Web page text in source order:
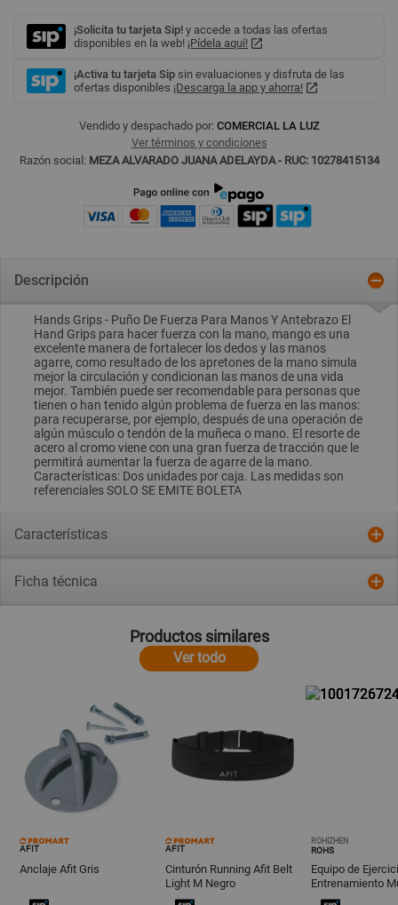
¡Solicita tu tarjeta Sip! y accede a todas las ofertas
disponibles en la web! ¡Pídela aquí!
¡Activa tu tarjeta Sip sin evaluaciones y disfruta de las
ofertas disponibles ¡Descarga la app y ahorra!
Vendido y despachado por: COMERCIAL LA LUZ
Ver términos y condiciones
Razón social: MEZA ALVARADO JUANA ADELAYDA - RUC: 10278415134
Descripción
Hands Grips - Puño De Fuerza Para Manos Y Antebrazo El
Hand Grips para hacer fuerza con la mano, mango es una
excelente manera de fortalecer los dedos y las manos
agarre, como resultado de los apretones de la mano simula
mejor la circulación y condicionan las manos de una vida
mejor. También puede ser recomendable para personas que
tienen o han tenido algún problema de fuerza en las manos:
para recuperarse, por ejemplo, después de una operación de
algún músculo o tendón de la muñeca o mano. El resorte de
acero al cromo viene con una gran fuerza de tracción que le
permitirá aumentar la fuerza de agarre de la mano.
Características: Dos unidades por caja. Las medidas son
referenciales SOLO SE EMITE BOLETA
Características
Ficha técnica
Productos similares
Ver todo
AFIT
Anclaje Afit Gris
AFIT
Cinturón Running Afit Belt
Light M Negro
ROHIZHEN
ROHS
Equipo de
Entrenamiento
Suelo Pélvico